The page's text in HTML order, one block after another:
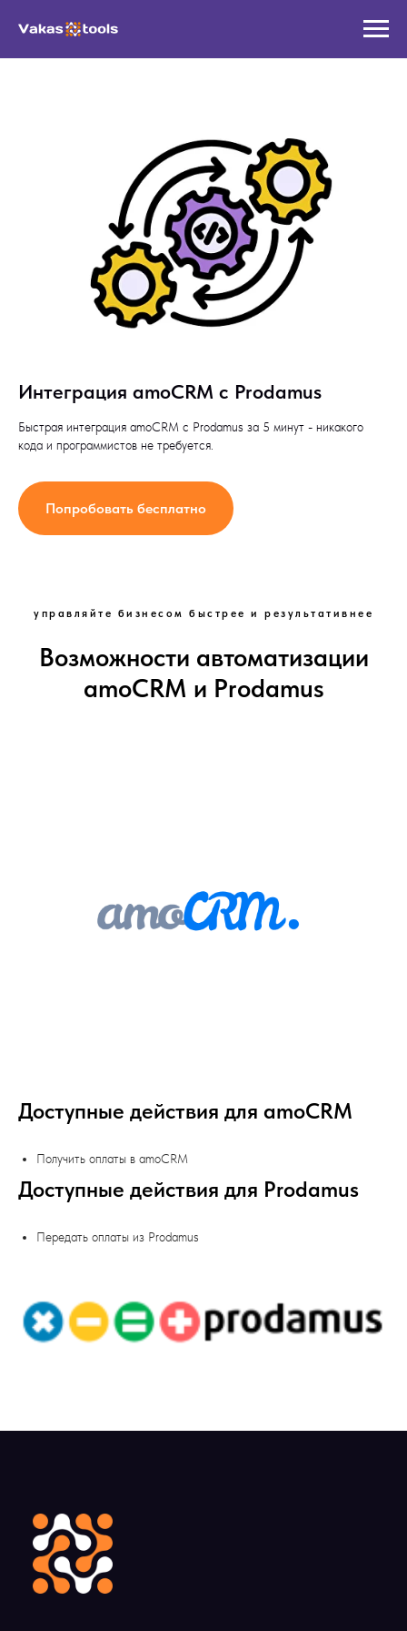
Интеграция amoCRM с Prodamus
Быстрая интеграция amoCRM с Prodamus за 5 минут - никакого
кода и программистов не требуется.
Попробовать бесплатно
управляйте бизнесом быстрее и результативнее
Возможности автоматизации
amoCRM и Prodamus
Доступные действия для amoCRM
Получить оплаты в amoCRM
Доступные действия для Prodamus
Передать оплаты из Prodamus